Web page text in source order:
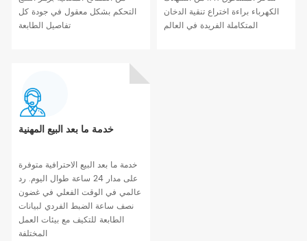
التحكم بشكل معقول في جودة كل
تفاصيل الطابعة
الكهرباء براءة اختراع تنقية الدخان
المتكاملة الفريدة في العالم
خدمة ما بعد البيع المهنية
خدمة ما بعد البيع الاحترافية متوفرة
على مدار 24 ساعة طوال اليوم. رد
عالمي في الوقت الفعلي في غضون
نصف ساعة الضبط الفردي لبيانات
الطابعة للتكيف مع بيئات العمل
المختلفة